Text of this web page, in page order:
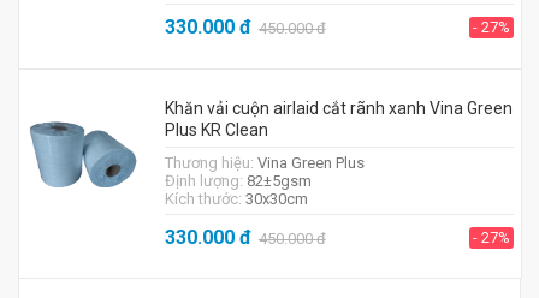
330.000đ 450.000đ - 27%
Khăn vải cuộn airlaid cắt rãnh xanh Vina Green
Plus KR Clean
Thương hiệu: Vina Green Plus
Định lượng: 82±5gsm
Kích thước: 30x30cm
330.000đ 450.000đ - 27%